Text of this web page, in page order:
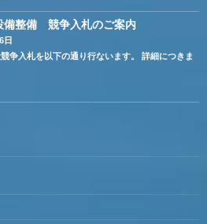
備整備 競争入札のご案内
日
争入札を以下の通り行ないます。 詳細につきま